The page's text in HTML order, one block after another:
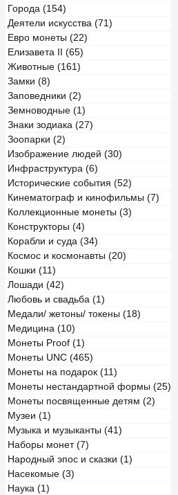
Города (154)
Деятели искусства (71)
Евро монеты (22)
Елизавета II (65)
Животные (161)
Замки (8)
Заповедники (2)
Земноводные (1)
Знаки зодиака (27)
Зоопарки (2)
Изображение людей (30)
Инфраструктура (6)
Исторические события (52)
Кинематограф и кинофильмы (7)
Коллекционные монеты (3)
Конструкторы (4)
Корабли и суда (34)
Космос и космонавты (20)
Кошки (11)
Лошади (42)
Любовь и свадьба (1)
Медали/ жетоны/ токены (18)
Медицина (10)
Монеты Proof (1)
Монеты UNC (465)
Монеты на подарок (11)
Монеты нестандартной формы (25)
Монеты посвященные детям (2)
Музеи (1)
Музыка и музыканты (41)
Наборы монет (7)
Народный эпос и сказки (1)
Насекомые (3)
Наука (1)